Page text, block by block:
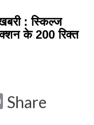
: स्किल्ज
के 200 रिक्त
Print
Share